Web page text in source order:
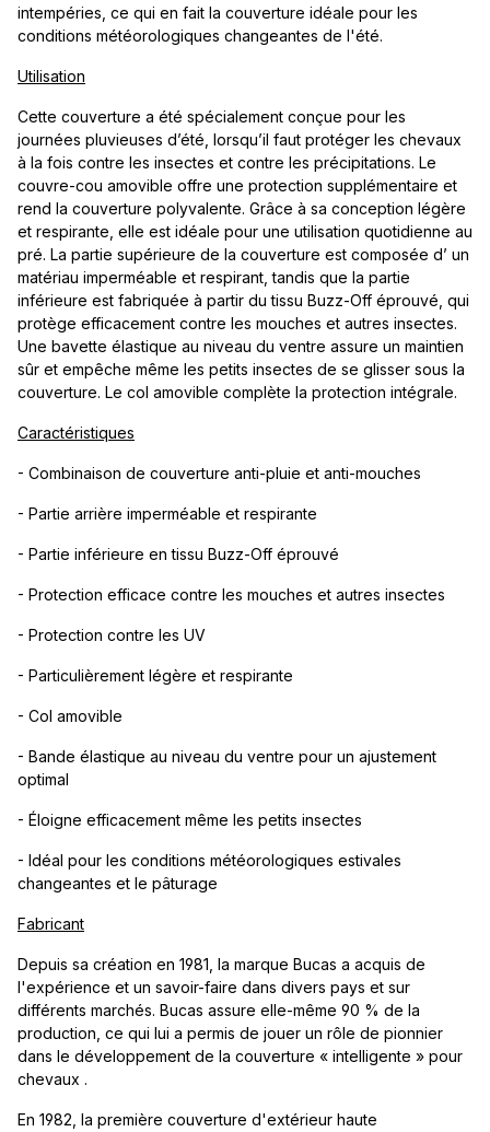
intempéries, ce qui en fait la couverture idéale pour les
conditions météorologiques changeantes de l'été.
Utilisation
Cette couverture a été spécialement conçue pour les
journées pluvieuses d’été, lorsqu’il faut protéger les chevaux
à la fois contre les insectes et contre les précipitations. Le
couvre-cou amovible offre une protection supplémentaire et
rend la couverture polyvalente. Grâce à sa conception légère
et respirante, elle est idéale pour une utilisation quotidienne au
pré. La partie supérieure de la couverture est composée d’ un
matériau imperméable et respirant, tandis que la partie
inférieure est fabriquée à partir du tissu Buzz-Off éprouvé, qui
protège efficacement contre les mouches et autres insectes.
Une bavette élastique au niveau du ventre assure un maintien
sûr et empêche même les petits insectes de se glisser sous la
couverture. Le col amovible complète la protection intégrale.
Caractéristiques
- Combinaison de couverture anti-pluie et anti-mouches
- Partie arrière imperméable et respirante
- Partie inférieure en tissu Buzz-Off éprouvé
- Protection efficace contre les mouches et autres insectes
- Protection contre les UV
- Particulièrement légère et respirante
- Col amovible
- Bande élastique au niveau du ventre pour un ajustement
optimal
- Éloigne efficacement même les petits insectes
- Idéal pour les conditions météorologiques estivales
changeantes et le pâturage
Fabricant
Depuis sa création en 1981, la marque Bucas a acquis de
l'expérience et un savoir-faire dans divers pays et sur
différents marchés. Bucas assure elle-même 90 % de la
production, ce qui lui a permis de jouer un rôle de pionnier
dans le développement de la couverture « intelligente » pour
chevaux .
En 1982, la première couverture d'extérieur haute